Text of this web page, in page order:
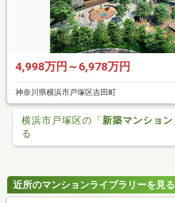
4,998万円～6,978万円
神奈川県横浜市戸塚区吉田町
横浜市戸塚区の「新築マンション
る
近所のマンションライブラリーを見る